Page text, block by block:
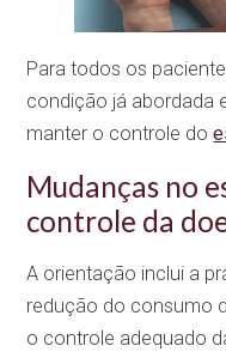
Para todos os
condição já abordada
manter o controle do
Mudanças no
controle da
A orientação inclui a
redução do consumo
o controle adequado